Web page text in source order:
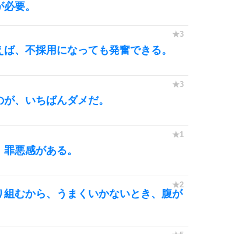
要。
、不採用になっても発奮できる。
、いちばんダメだ。
悪感がある。
組むから、うまくいかないとき、腹が